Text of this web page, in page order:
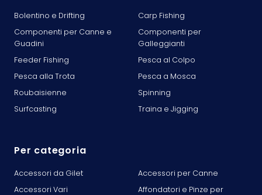
Bolentino e Drifting
Carp Fishing
Componenti per Canne e
Guadini
Componenti per
Galleggianti
Feeder Fishing
Pesca al Colpo
Pesca alla Trota
Pesca a Mosca
Roubaisienne
Spinning
Surfcasting
Traina e Jigging
Per categoria
Accessori da Gilet
Accessori per Canne
Accessori Vari
Affondatori e Pinze per